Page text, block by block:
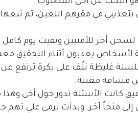
بتعذيبي في مقرهم اللعين، ثم
أخر للأمنيين وبقيت يوم كامل
لأشخاص يعذبون أثناء التحقيق
غليظة تلُف على بكرة ترتفع
مسافة معينة.
كانت الأسئلة تدور حول أخي
منحاً آخر. وبدأت ترمى علي تهم